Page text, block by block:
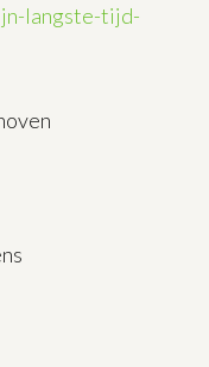
langste-tijd-